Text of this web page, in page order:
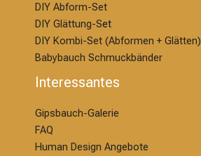
DIY Abform-Set
DIY Glättung-Set
DIY Kombi-Set (Abformen + Glätten)
Babybauch Schmuckbänder
Interessantes
Gipsbauch-Galerie
FAQ
Human Design Angebote